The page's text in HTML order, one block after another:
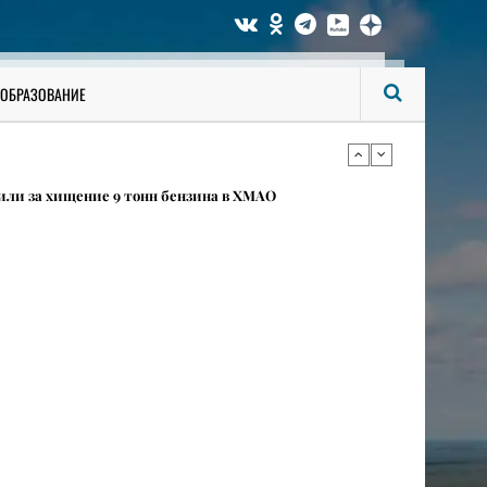
ОБРАЗОВАНИЕ
наживаются на школьниках ХМАО, и что за это
эпицентром масштабной стройки
за хищение 9 тонн бензина в ХМАО